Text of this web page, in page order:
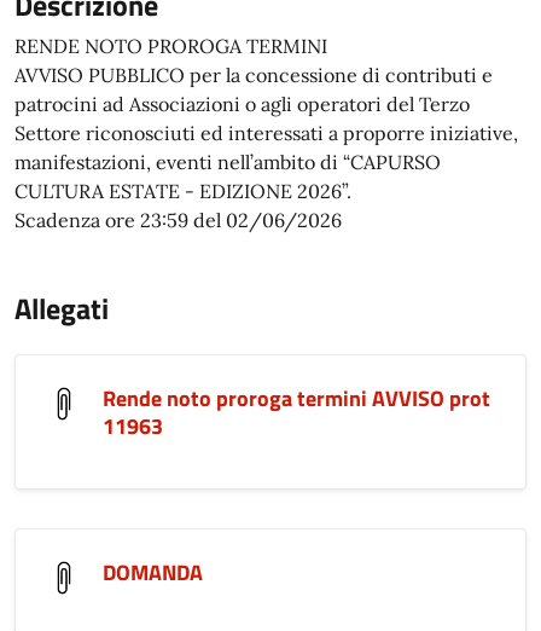
RENDE NOTO PROROGA TERMINI
AVVISO PUBBLICO per la concessione di contributi e
patrocini ad Associazioni o agli operatori del Terzo
Settore riconosciuti ed interessati a proporre iniziative,
manifestazioni, eventi nell’ambito di “CAPURSO
CULTURA ESTATE - EDIZIONE 2026”.
Scadenza ore 23:59 del 02/06/2026
Allegati
Rende noto proroga termini AVVISO prot
11963
DOMANDA